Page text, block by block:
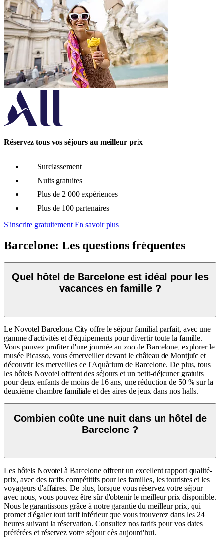
Réservez tous vos séjours au meilleur prix
Surclassement
Nuits gratuites
Plus de 2 000 expériences
Plus de 100 partenaires
S'inscrire gratuitement En savoir plus
Barcelone: Les questions fréquentes
Quel hôtel de Barcelone est idéal pour les
vacances en famille ?
Le Novotel Barcelona City offre le séjour familial parfait, avec une
gamme d'activités et d'équipements pour divertir toute la famille.
Vous pouvez profiter d'une journée au zoo de Barcelone, explorer le
musée Picasso, vous émerveiller devant le château de Montjuïc et
découvrir les merveilles de l'Aquàrium de Barcelone. De plus, tous
les hôtels Novotel offrent des séjours et un petit-déjeuner gratuits
pour deux enfants de moins de 16 ans, une réduction de 50 % sur la
deuxième chambre familiale et des aires de jeux dans nos halls.
Combien coûte une nuit dans un hôtel de
Barcelone ?
Les hôtels Novotel à Barcelone offrent un excellent rapport qualité-
prix, avec des tarifs compétitifs pour les familles, les touristes et les
voyageurs d'affaires. De plus, lorsque vous réservez votre séjour
avec nous, vous pouvez être sûr d'obtenir le meilleur prix disponible.
Nous le garantissons grâce à notre garantie du meilleur prix, qui
promet d'égaler tout tarif inférieur que vous trouverez dans les 24
heures suivant la réservation. Consultez nos tarifs pour vos dates
préférées et réservez votre séjour dès aujourd'hui.